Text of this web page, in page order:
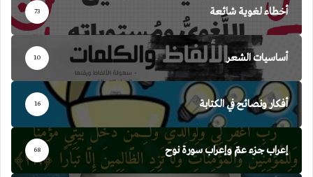
أخطاء لغوية شائعة 73
أساسيات الشعر 10
أفكار ونصائح في الكتابة 16
إعراب جزء عمّ وإعراب سورة نوح 68